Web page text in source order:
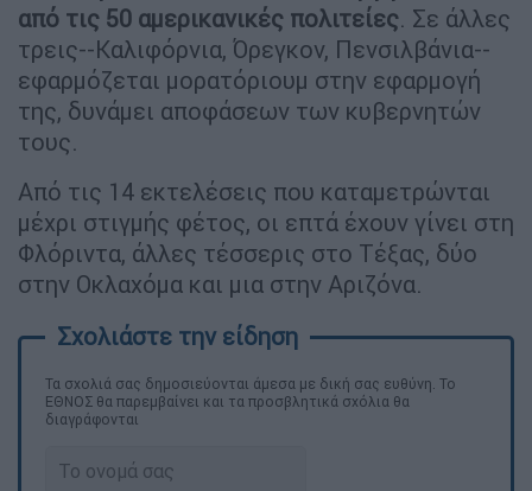
από τις 50 αμερικανικές πολιτείες. Σε άλλες
τρεις--Καλιφόρνια, Όρεγκον, Πενσιλβάνια--
εφαρμόζεται μορατόριουμ στην εφαρμογή
της, δυνάμει αποφάσεων των κυβερνητών
τους.
Από τις 14 εκτελέσεις που καταμετρώνται
μέχρι στιγμής φέτος, οι επτά έχουν γίνει στη
Φλόριντα, άλλες τέσσερις στο Τέξας, δύο
στην Οκλαχόμα και μια στην Αριζόνα.
Τα σχολιά σας δημοσιεύονται άμεσα με δική σας ευθύνη. Το
ΕΘΝΟΣ θα παρεμβαίνει και τα προσβλητικά σχόλια θα
διαγράφονται